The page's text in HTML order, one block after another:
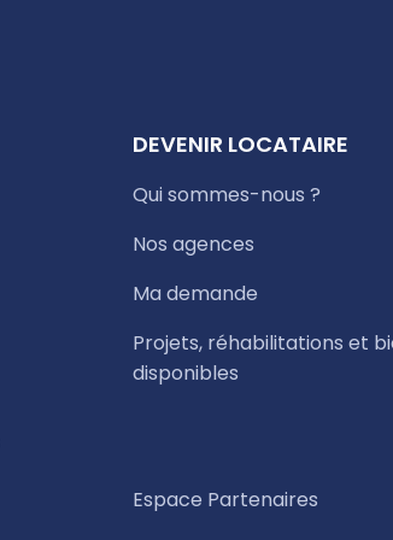
DEVENIR LOCATAIRE
Qui sommes-nous ?
Nos agences
Ma demande
Projets, réhabilitations et
disponibles
Espace Partenaires